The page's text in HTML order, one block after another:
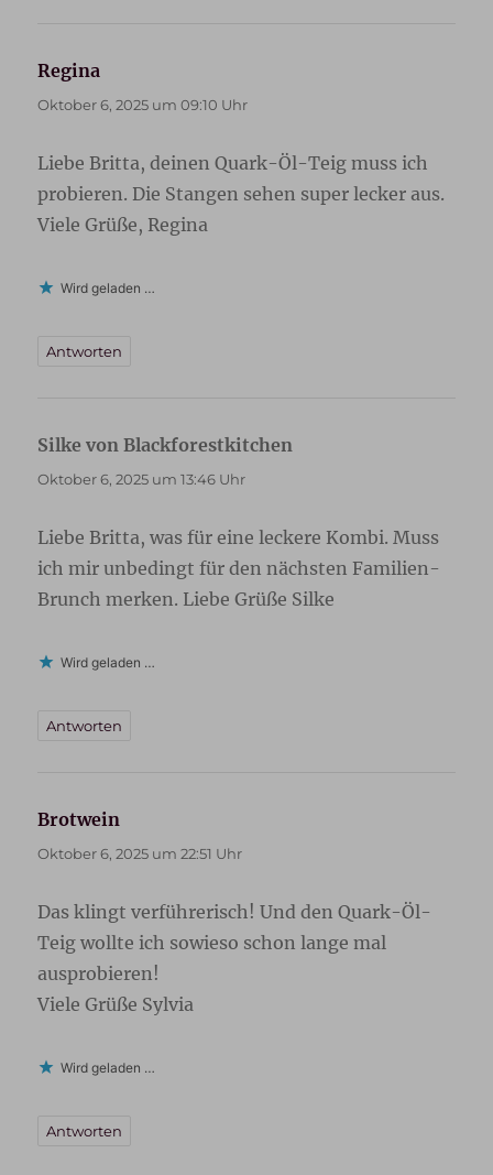
Regina
Oktober 6, 2025 um 09:10 Uhr
Liebe Britta, deinen Quark-Öl-Teig muss ich
probieren. Die Stangen sehen super lecker aus.
Viele Grüße, Regina
Wird geladen …
Antworten
Silke von Blackforestkitchen
Oktober 6, 2025 um 13:46 Uhr
Liebe Britta, was für eine leckere Kombi. Muss
ich mir unbedingt für den nächsten Familien-
Brunch merken. Liebe Grüße Silke
Wird geladen …
Antworten
Brotwein
Oktober 6, 2025 um 22:51 Uhr
Das klingt verführerisch! Und den Quark-Öl-
Teig wollte ich sowieso schon lange mal
ausprobieren!
Viele Grüße Sylvia
Wird geladen …
Antworten